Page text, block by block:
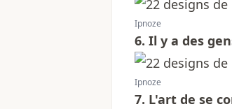
Ipnoze
6. Il y a des
Ipnoze
7. L'art de se